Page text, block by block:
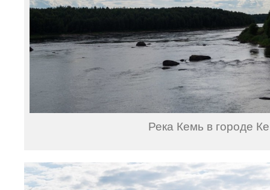
Река Кемь в городе